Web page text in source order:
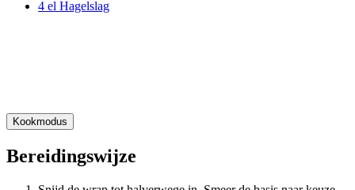
4 el Hagelslag
Kookmodus
Bereidingswijze